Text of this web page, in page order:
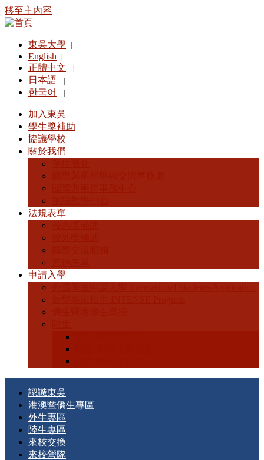
移至主內容
東吳大學
English
正體中文
日本語
한국어
加入東吳
學生獎補助
協議學校
關於我們
法規表單
申請入學
認識東吳
港澳暨僑生專區
外生專區
陸生專區
來校交換
來校營隊